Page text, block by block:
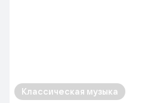
Классическая музыка